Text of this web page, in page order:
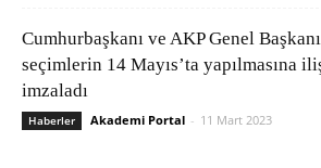
Cumhurbaşkanı ve AKP Genel
seçimlerin 14 Mayıs’ta yapılmasına
imzaladı
Haberler Akademi Portal - 11 Mart 2023